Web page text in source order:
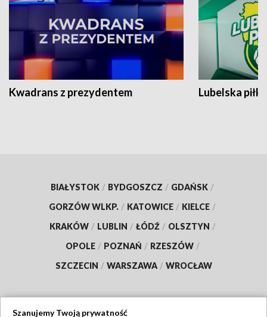
Kwadrans z prezydentem Lubelska piłka
BIAŁYSTOK / BYDGOSZCZ / GDAŃSK /
GORZÓW WLKP. / KATOWICE / KIELCE /
KRAKÓW / LUBLIN / ŁÓDŹ / OLSZTYN /
OPOLE / POZNAŃ / RZESZÓW /
SZCZECIN / WARSZAWA / WROCŁAW
Szanujemy Twoją prywatność